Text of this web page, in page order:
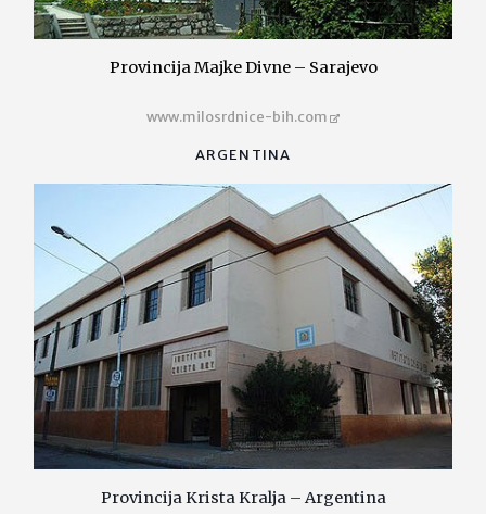
Provincija Majke Divne – Sarajevo
www.milosrdnice-bih.com
ARGENTINA
Provincija Krista Kralja – Argentina